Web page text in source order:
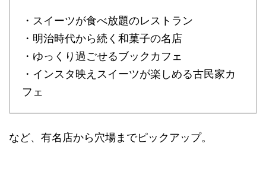
・スイーツが食べ放題のレストラン
・明治時代から続く和菓子の名店
・ゆっくり過ごせるブックカフェ
・インスタ映えスイーツが楽しめる古民家カ
フェ
など、有名店から穴場までピックアップ。